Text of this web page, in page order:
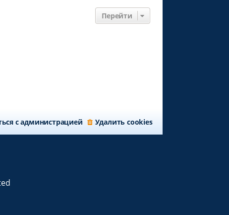
Перейти
Удалить cookies
с администрацией